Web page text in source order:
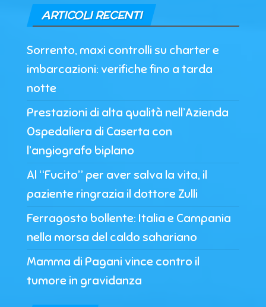
ARTICOLI RECENTI
Sorrento, maxi controlli su charter e
imbarcazioni: verifiche fino a tarda
notte
Prestazioni di alta qualità nell’Azienda
Ospedaliera di Caserta con
l’angiografo biplano
Al “Fucito” per aver salva la vita, il
paziente ringrazia il dottore Zulli
Ferragosto bollente: Italia e Campania
nella morsa del caldo sahariano
Mamma di Pagani vince contro il
tumore in gravidanza